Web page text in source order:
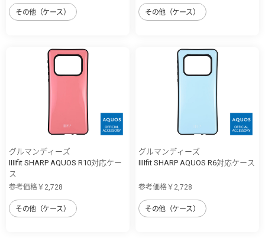
その他（ケース） その他（ケース）
グルマンディーズ
IIIIfit SHARP AQUOS R10対応ケー
ス
参考価格￥2,728
その他（ケース）
グルマンディーズ
IIIIfit SHARP AQUOS R6対応ケース
参考価格￥2,728
その他（ケース）